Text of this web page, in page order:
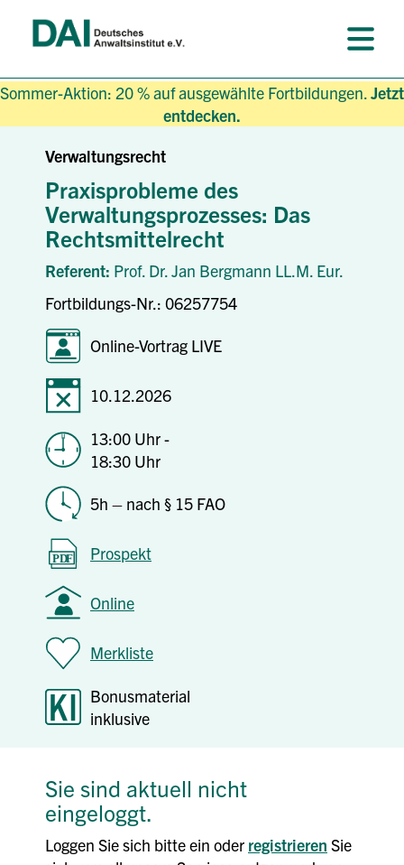
Sommer-Aktion: 20 % auf ausgewählte Fortbildungen.Jetzt
entdecken.
Verwaltungsrecht
Praxisprobleme des
Verwaltungsprozesses: Das
Rechtsmittelrecht
Referent: Prof. Dr. Jan Bergmann LL.M. Eur.
Fortbildungs-Nr.: 06257754
Online-Vortrag LIVE
10.12.2026
13:00 Uhr -
18:30 Uhr
5h – nach § 15 FAO
Prospekt
Online
Merkliste
Bonusmaterial
inklusive
Sie sind aktuell nicht
eingeloggt.
Loggen Sie sich bitte ein oder registrieren Sie